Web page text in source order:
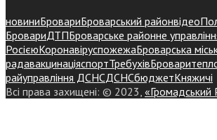
новиниБровариБроварський районвідео
БровариДТПБроварське районне
РосієюКоронавіруспожежаБроварська
радавакцинаціяспортТребухів
райуправління ДСНСДСНСбюджетКняжичі
Всі права захищені: © 2023, «Громадський